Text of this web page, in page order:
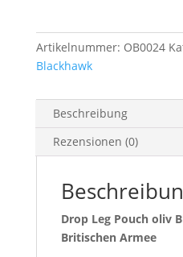
Artikelnummer: OB0024
Blackhawk
Beschreibung
Rezensionen (0)
Drop Leg Pouch oliv
Britischen Armee